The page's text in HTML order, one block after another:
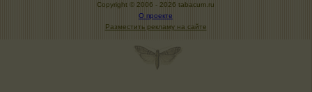
Copyright © 2006 - 2026 tabacum.ru
О проекте
Разместить рекламу на сайте